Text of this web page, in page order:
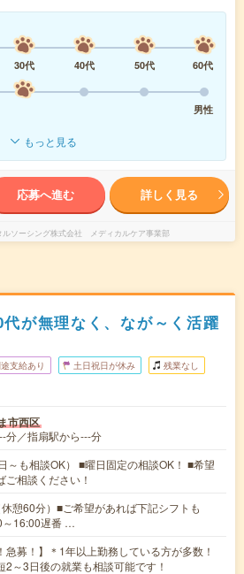
30代 40代 50代
60代
男性
もっと見る
応募へ進む 詳しく見る
ルソーシング株式会社 メディカルケア事業部
が無理なく、なが～く活躍
支給あり 土日祝日が休み 残業なし
市西区
分／指扇駅から---分
～も相談OK） ■曜日固定の相談OK！ ■希望
ご相談ください！
憩60分）■ご希望があれば下記シフトも
～16:00遅番 …
急募！】＊1年以上勤務している方が多数！
2～3日後の就業も相談可能です！